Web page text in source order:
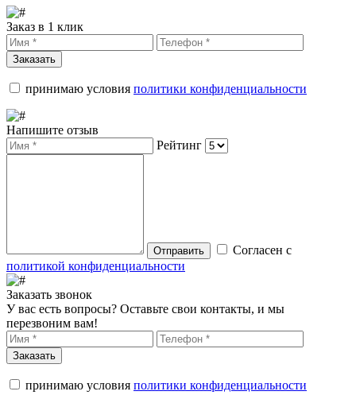
Заказ в 1 клик
Заказать
принимаю условия политики конфиденциальности
Напишите отзыв
Рейтинг
Отправить
Согласен с
политикой конфиденциальности
Заказать звонок
У вас есть вопросы? Оставьте свои контакты, и мы
перезвоним вам!
Заказать
принимаю условия политики конфиденциальности